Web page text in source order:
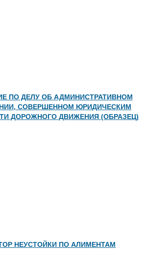
ПО ДЕЛУ ОБ АДМИНИСТРАТИВНОМ
СОВЕРШЕННОМ ЮРИДИЧЕСКИМ
ДОРОЖНОГО ДВИЖЕНИЯ (ОБРАЗЕЦ)
НЕУСТОЙКИ ПО АЛИМЕНТАМ